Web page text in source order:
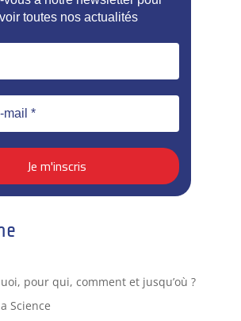
toutes nos actualités
pour qui, comment et jusqu’où ?
Science